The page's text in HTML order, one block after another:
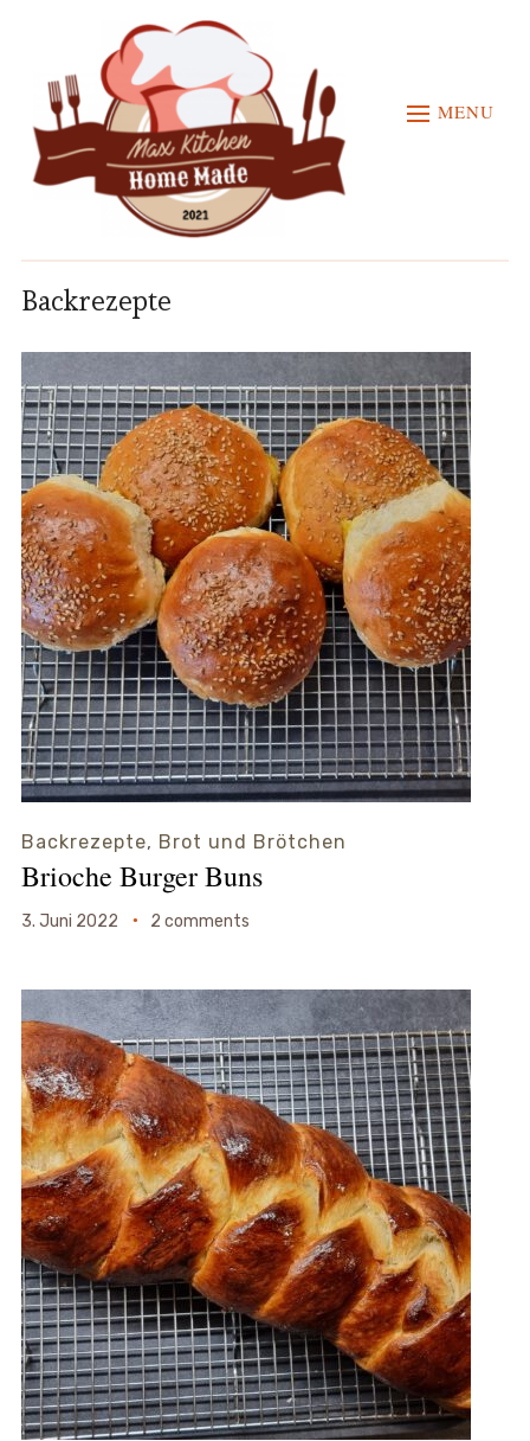
MENU
Backrezepte
Backrezepte, Brot und Brötchen
Brioche Burger Buns
3. Juni 2022 2 comments